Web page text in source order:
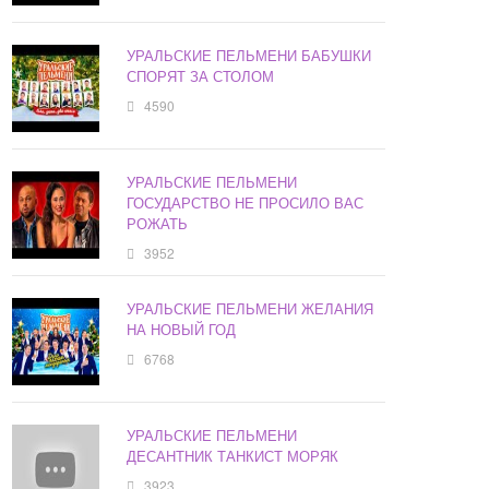
УРАЛЬСКИЕ ПЕЛЬМЕНИ БАБУШКИ
СПОРЯТ ЗА СТОЛОМ
4590
УРАЛЬСКИЕ ПЕЛЬМЕНИ
ГОСУДАРСТВО НЕ ПРОСИЛО ВАС
РОЖАТЬ
3952
УРАЛЬСКИЕ ПЕЛЬМЕНИ ЖЕЛАНИЯ
НА НОВЫЙ ГОД
6768
УРАЛЬСКИЕ ПЕЛЬМЕНИ
ДЕСАНТНИК ТАНКИСТ МОРЯК